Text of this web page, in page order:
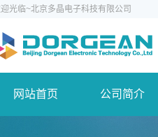
光临~北京多晶电子科技有限公司
网站首页 公司简介